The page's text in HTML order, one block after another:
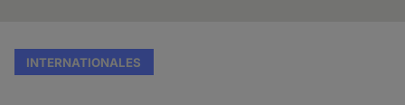
INTERNATIONALES